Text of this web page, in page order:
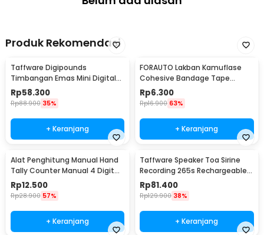
Produk Rekomendasi
Taffware Digipounds
Timbangan Emas Mini Digital
Multifungsi 500g 0.1g - EK518
Rp58.300
Rp88.900 35%
+ Keranjang
FORAUTO Lakban Kamuflase
Cohesive Bandage Tape
Hunting 4.5M 50mm - H10
Rp6.300
Rp16.900 63%
+ Keranjang
Alat Penghitung Manual Hand
Tally Counter Manual 4 Digit
Stainless - TD99
Rp12.500
Rp28.900 57%
+ Keranjang
Taffware Speaker Toa Sirine
Recording 265s Rechargeable
1200mAh 5W - 518
Rp81.400
Rp129.900 38%
+ Keranjang